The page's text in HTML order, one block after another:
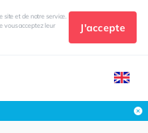
site et de notre service.
vous acceptez leur
J'accepte